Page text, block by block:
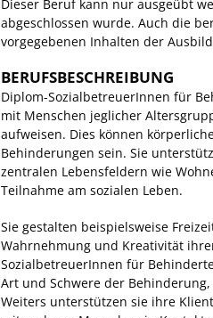
Dieser Beruf kann nur ausgeübt
abgeschlossen wurde. Auch die
vorgegebenen Inhalten der
BERUFSBESCHREIBUNG
Diplom-SozialbetreuerInnen für
mit Menschen jeglicher
aufweisen. Dies können
Behinderungen sein. Sie
zentralen Lebensfeldern wie
Teilnahme am sozialen Leben.
Sie gestalten beispielsweise
Wahrnehmung und Kreativität
SozialbetreuerInnen für
Art und Schwere der
Weiters unterstützen sie ihre